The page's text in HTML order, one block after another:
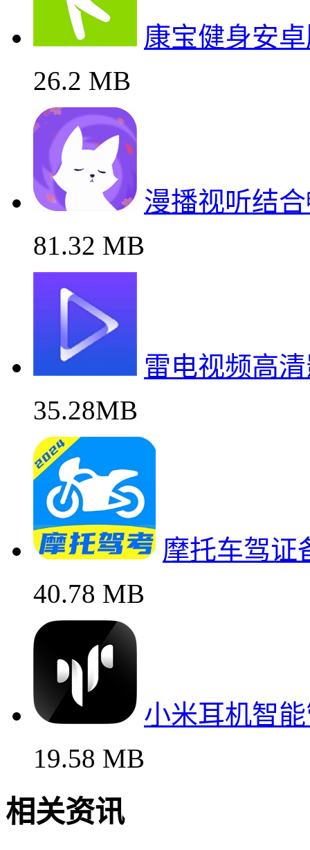
康宝健身安
26.2 MB
漫播视听结
81.32 MB
雷电视频高
35.28MB
摩托车驾证
40.78 MB
小米耳机智
19.58 MB
相关资讯